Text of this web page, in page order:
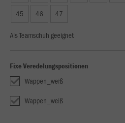
45 46 47
Als Teamschuh geeignet
Fixe Veredelungspositionen
Wappen_weiß
Wappen_weiß